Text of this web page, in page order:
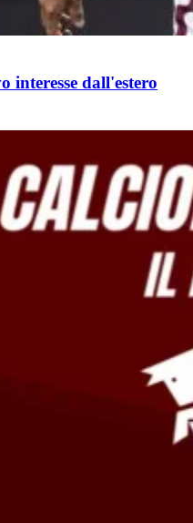
interesse dall'estero